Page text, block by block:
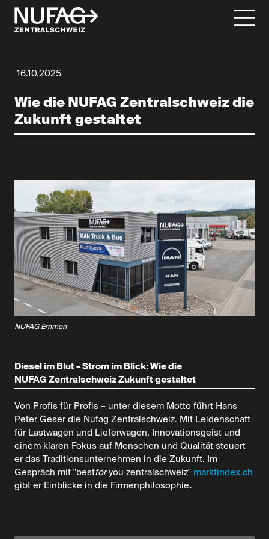
16.10.2025
Wie die NUFAG Zentralschweiz die
Zukunft gestaltet
NUFAG Emmen
Diesel im Blut – Strom im Blick: Wie die
NUFAG Zentralschweiz Zukunft gestaltet
Von Profis für Profis – unter diesem Motto führt Hans
Peter Geser die Nufag Zentralschweiz. Mit Leidenschaft
für Lastwagen und Lieferwagen, Innovationsgeist und
einem klaren Fokus auf Menschen und Qualität steuert
er das Traditionsunternehmen in die Zukunft. Im
Gespräch mit "bestforyou zentralschweiz" marktindex.ch
gibt er Einblicke in die Firmenphilosophie.